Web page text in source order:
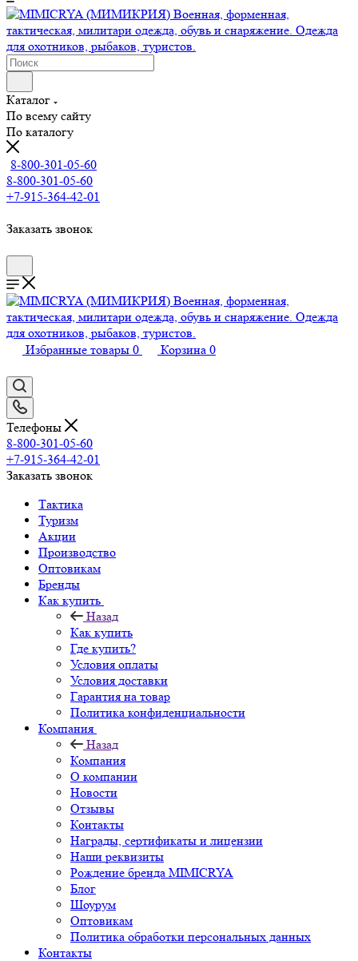
Каталог
По всему сайту
По каталогу
8-800-301-05-60
8-800-301-05-60
+7-915-364-42-01
Заказать звонок
Избранные товары 0 Корзина 0
Телефоны
8-800-301-05-60
+7-915-364-42-01
Заказать звонок
Тактика
Туризм
Акции
Производство
Оптовикам
Бренды
Как купить
Назад
Как купить
Где купить?
Условия оплаты
Условия доставки
Гарантия на товар
Политика конфиденциальности
Компания
Назад
Компания
О компании
Новости
Отзывы
Контакты
Награды, сертификаты и лицензии
Наши реквизиты
Рождение бренда MIMICRYA
Блог
Шоурум
Оптовикам
Политика обработки персональных данных
Контакты